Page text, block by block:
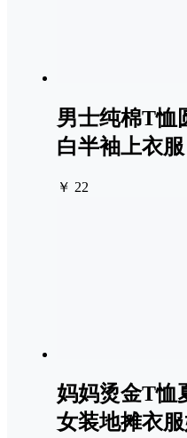
男士纯棉T恤
白半袖上衣服
￥ 22
妈妈烫金T恤
女装地摊衣